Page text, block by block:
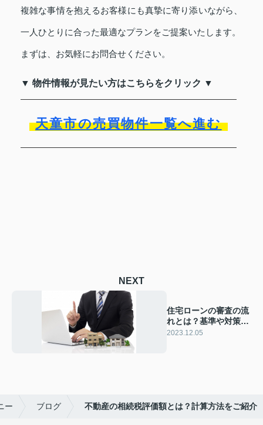
複雑な事情を抱えるお客様にも真摯に寄り添いながら、
一人ひとりに合った最適なプランをご提案いたします。
まずは、お気軽にお問合せください。
▼ 物件情報が見たい方はこちらをクリック ▼
天童市の売買物件一覧へ進む
NEXT
住宅ローンの審査の流
れとは？基準や対策に
ついて解説
2023.12.05
ー ブログ 不動産の相続税評価額とは？計算方法をご紹介